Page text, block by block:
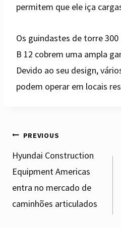
permitem que ele iça
Os guindastes de torre 300
B 12 cobrem uma ampla
Devido ao seu design,
podem operar em locais
Post
PREVIOUS
Hyundai Construction
Equipment Americas
entra no mercado de
caminhões articulados